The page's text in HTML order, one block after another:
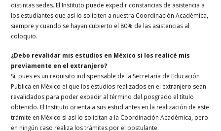
distintas sedes. El Instituto puede expedir constancias de asistencia a
los estudiantes que así lo soliciten a nuestra Coordinación Académica,
siempre y cuando se hayan cubierto el 80% de las asistencias al
coloquio.
¿Debo revalidar mis estudios en México si los realicé mis
previamente en el extranjero?
Sí, pues es un requisito indispensable de la Secretaría de Educación
Pública en México el que los estudios realizados en el extranjero sean
revalidados para poder expedir al término del posgrado el título
obtenido. El Instituto orienta a sus estudiantes en la realización de este
trámite en México si así lo solicitan a la Coordinación Académica, pero
en ningún caso realiza los trámites por el postulante.